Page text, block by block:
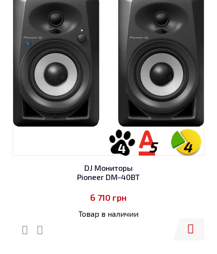
4
5
4
DJ Мониторы
Pioneer DM-40BT
6 710 грн
Товар в наличии